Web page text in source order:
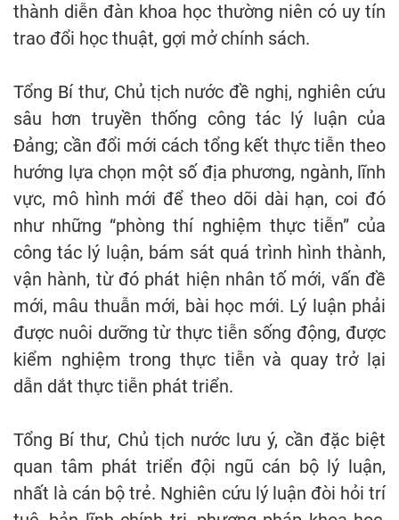
thành diễn đàn khoa học thường niên có uy tín
trao đổi học thuật, gợi mở chính sách.
Tổng Bí thư, Chủ tịch nước đề nghị, nghiên cứu
sâu hơn truyền thống công tác lý luận của
Đảng; cần đổi mới cách tổng kết thực tiễn theo
hướng lựa chọn một số địa phương, ngành, lĩnh
vực, mô hình mới để theo dõi dài hạn, coi đó
như những “phòng thí nghiệm thực tiễn” của
công tác lý luận, bám sát quá trình hình thành,
vận hành, từ đó phát hiện nhân tố mới, vấn đề
mới, mâu thuẫn mới, bài học mới. Lý luận phải
được nuôi dưỡng từ thực tiễn sống động, được
kiểm nghiệm trong thực tiễn và quay trở lại
dẫn dắt thực tiễn phát triển.
Tổng Bí thư, Chủ tịch nước lưu ý, cần đặc biệt
quan tâm phát triển đội ngũ cán bộ lý luận,
nhất là cán bộ trẻ. Nghiên cứu lý luận đòi hỏi trí